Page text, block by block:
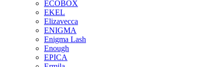
ECOBOX
EKEL
Elizavecca
ENIGMA
Enigma Lash
Enough
EPICA